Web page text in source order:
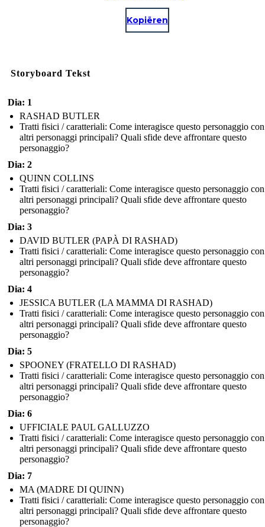
Kopiëren
Storyboard Tekst
Dia: 1
RASHAD BUTLER
Tratti fisici / caratteriali: Come interagisce questo personaggio
altri personaggi principali? Quali sfide deve affrontare questo
personaggio?
Dia: 2
QUINN COLLINS
Tratti fisici / caratteriali: Come interagisce questo personaggio
altri personaggi principali? Quali sfide deve affrontare questo
personaggio?
Dia: 3
DAVID BUTLER (PAPÀ DI RASHAD)
Tratti fisici / caratteriali: Come interagisce questo personaggio
altri personaggi principali? Quali sfide deve affrontare questo
personaggio?
Dia: 4
JESSICA BUTLER (LA MAMMA DI RASHAD)
Tratti fisici / caratteriali: Come interagisce questo personaggio
altri personaggi principali? Quali sfide deve affrontare questo
personaggio?
Dia: 5
SPOONEY (FRATELLO DI RASHAD)
Tratti fisici / caratteriali: Come interagisce questo personaggio
altri personaggi principali? Quali sfide deve affrontare questo
personaggio?
Dia: 6
UFFICIALE PAUL GALLUZZO
Tratti fisici / caratteriali: Come interagisce questo personaggio
altri personaggi principali? Quali sfide deve affrontare questo
personaggio?
Dia: 7
MA (MADRE DI QUINN)
Tratti fisici / caratteriali: Come interagisce questo personaggio
altri personaggi principali? Quali sfide deve affrontare questo
personaggio?